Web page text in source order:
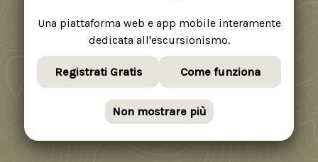
Una piattaforma web e app mobile interamente
dedicata all'escursionismo.
Registrati Gratis Come funziona
Non mostrare più